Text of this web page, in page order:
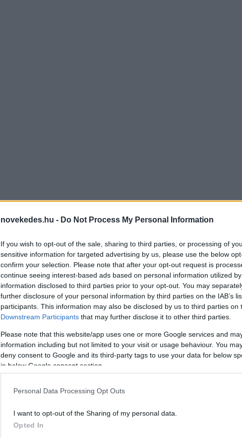
novekedes.hu - Do Not Process My Personal Information
If you wish to opt-out of the sale, sharing to third parties, or processing of
sensitive information for targeted advertising by us, please use the below
confirm your selection. Please note that after your opt-out request is
continue seeing interest-based ads based on personal information utilized
information disclosed to third parties prior to your opt-out. You may
further disclosure of your personal information by third parties on the IAB’s
participants. This information may also be disclosed by us to third parties on
Downstream Participants that may further disclose it to other third parties.
Please note that this website/app uses one or more Google services and
information including but not limited to your visit or usage behaviour. You
deny consent to Google and its third-party tags to use your data for below
in below Google consent section.
Personal Data Processing Opt Outs
I want to opt-out of the Sharing of my personal data.
Opted In